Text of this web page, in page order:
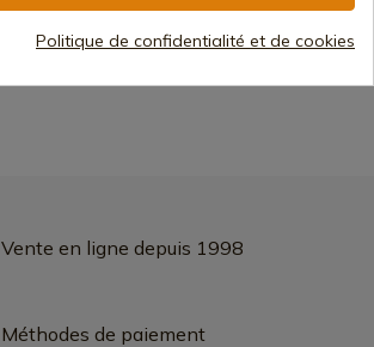
1
Vente en ligne depuis 1998
Méthodes de paiement
Politique de confidentialité et de cookies